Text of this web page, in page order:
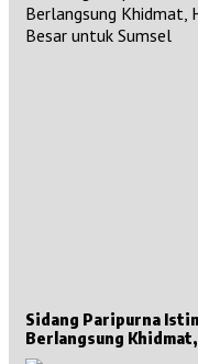
Sidang Paripurna
Berlangsung
Sejarah Besar untuk